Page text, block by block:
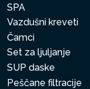
SPA
Vazdušni kreveti
Čamci
Set za ljuljanje
SUP daske
Peščane filtracije